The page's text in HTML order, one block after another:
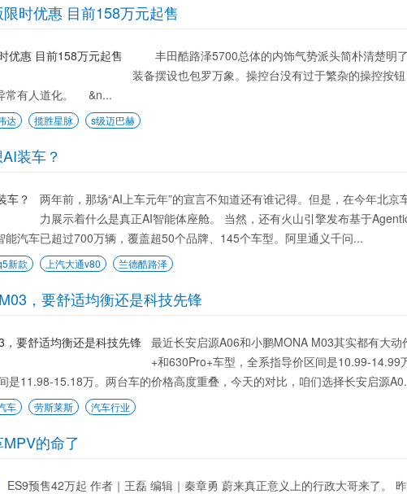
时优惠 目前158万元起售
丰田酷路泽5700总体的内饰气势派头简朴清楚明
装备摆设也包罗万象。操控台没有过于繁杂的操控按
常有人道化。 &n...
达 揽胜星脉 s级迈巴赫
装车？
两年前，那场“AI上车元年”的宣言不知道还有谁记得。但是，在今年北京
力展示着什么是真正AI智能体座舱。 当然，还有火山引擎发布基于
汽车已超过700万辆，覆盖超50个品牌、145个车型。阿里通义千问...
新款 上汽大通v80 兰德酷路泽
，要舒适均衡还是科技先锋
最近长安启源A06和小鹏MONA M03其实都有大
+和630Pro+车型，全系指导价区间是10.99-14.99
是11.98-15.18万。两台车的价格高度重叠，今天的对比，咱们选择长安启源
车 劳斯莱斯 汽车行业
的命了
ES9预售42万起 作者｜王磊 编辑｜秦章勇 蔚来真正意义上的行政大哥来了。